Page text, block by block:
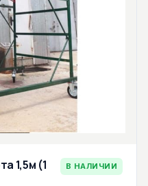
1,5м (1
В НАЛИЧИИ